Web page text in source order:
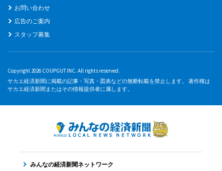
お問い合わせ
広告のご案内
スタッフ募集
Copyright 2026 COUPGUT INC. All rights reserved.
サカエ経済新聞に掲載の記事・写真・図表などの無断転載を禁止します。 著作権は
サカエ経済新聞またはその情報提供者に属します。
みんなの経済新聞ネットワーク